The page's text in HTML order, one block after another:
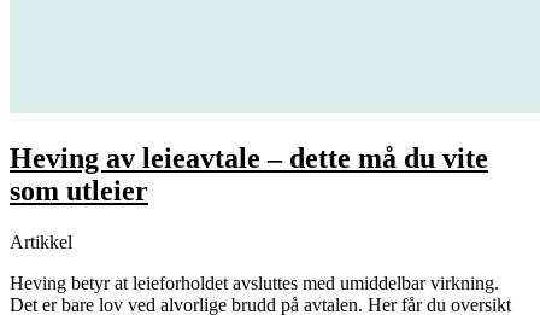
Heving av leieavtale – dette må du vite
som utleier
Artikkel
Heving betyr at leieforholdet avsluttes med umiddelbar virkning.
Det er bare lov ved alvorlige brudd på avtalen. Her får du oversikt